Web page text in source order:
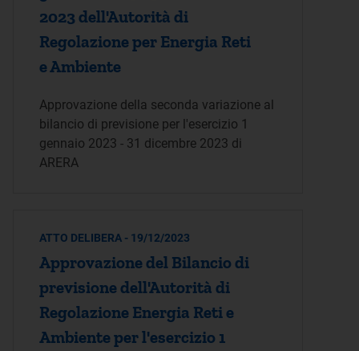
2023 dell'Autorità di
Regolazione per Energia Reti
e Ambiente
Approvazione della seconda variazione al
bilancio di previsione per l'esercizio 1
gennaio 2023 - 31 dicembre 2023 di
ARERA
ATTO DELIBERA - 19/12/2023
Approvazione del Bilancio di
previsione dell'Autorità di
Regolazione Energia Reti e
Ambiente per l'esercizio 1